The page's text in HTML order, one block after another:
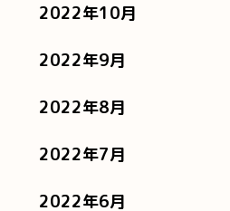
2022年10月
2022年9月
2022年8月
2022年7月
2022年6月